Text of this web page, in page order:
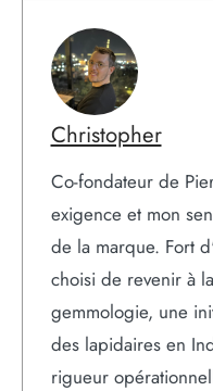
Christopher
Co-fondateur de
exigence et mon
de la marque. Fort
choisi de revenir à
gemmologie, une
des lapidaires en
rigueur